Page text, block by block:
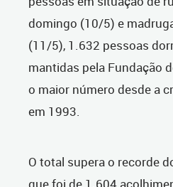
domingo (10/5) e
(11/5), 1.632 pessoas
mantidas pela Fundação
o maior número desde a
em 1993.
O total supera o recorde